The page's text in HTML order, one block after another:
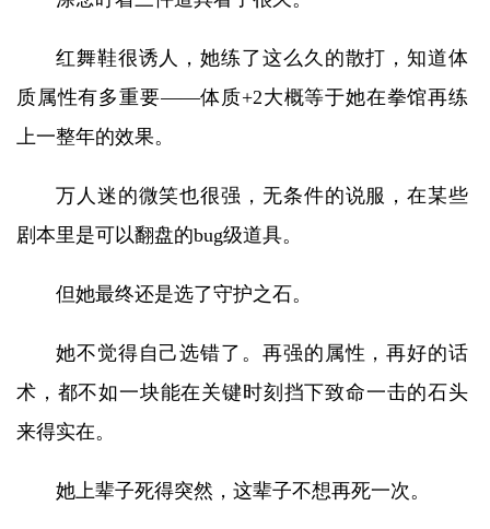
红舞鞋很诱人，她练了这么久的散打，知道体
质属性有多重要——体质+2大概等于她在拳馆再练
上一整年的效果。
万人迷的微笑也很强，无条件的说服，在某些
剧本里是可以翻盘的bug级道具。
但她最终还是选了守护之石。
她不觉得自己选错了。再强的属性，再好的话
术，都不如一块能在关键时刻挡下致命一击的石头
来得实在。
她上辈子死得突然，这辈子不想再死一次。